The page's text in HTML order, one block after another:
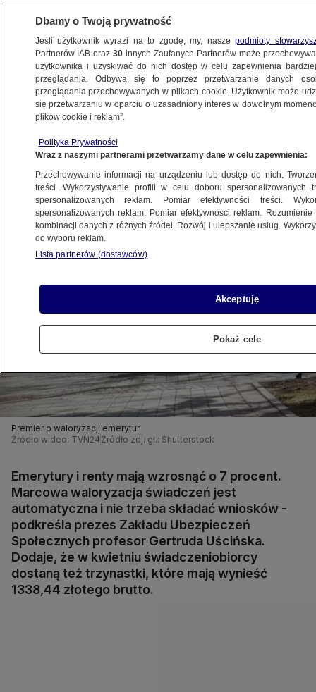
BIZNES
DLA SENIORA
"Każdy emeryt i rencista otrzyma decyzję"
17.02.2022, 08:31
Udostępnij
Premier o waloryzacji emerytur
Źródło wideo: TVN24 Źródło zdj. gł.: Shutterstock
Emerytury i renty mają wzrosnąć o 7 procent.
Marcowa waloryzacja świadczeń jest
automatyczna i nie trzeba składać wniosków -
podkreśla prezes Zakładu Ubezpieczeń
Społecznych profesor Gertruda Uścińska.
Dodaje, że w kwietniu świadczeniobiorcy
dostaną też trzynastki, które mają wynieść
1338,44 złotego brutto.
Dbamy o Twoją prywatność
Jeśli użytkownik wyrazi na to zgodę, my, naszepodmioty
Partnerów IAB oraz30 innych Zaufanych Partnerów może
użytkownika i uzyskiwać do nich dostęp w celu zapewnienia
przeglądania. Odbywa się to poprzez przetwarzanie danych
przeglądania przechowywanych w plikach cookie. Użytkownik może
się przetwarzaniu w oparciu o uzasadniony interes w dowolnym
plików cookie i reklam”.
Polityka Prywatności
Wraz z naszymi partnerami przetwarzamy dane w celu zapewnienia:
Przechowywanie informacji na urządzeniu lub dostęp do nich.
treści. Wykorzystywanie profili w celu doboru spersonalizowanych
spersonalizowanych reklam. Pomiar efektywności treści.
spersonalizowanych reklam. Pomiar efektywności reklam.
kombinacji danych z różnych źródeł. Rozwój i ulepszanie usług.
do wyboru reklam.
Lista partnerów (dostawców)
Akceptuję
Pokaż cele